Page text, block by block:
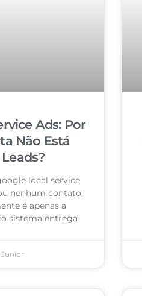
Ads: Por
Não Está
local service
nenhum contato,
é apenas a
sistema entrega